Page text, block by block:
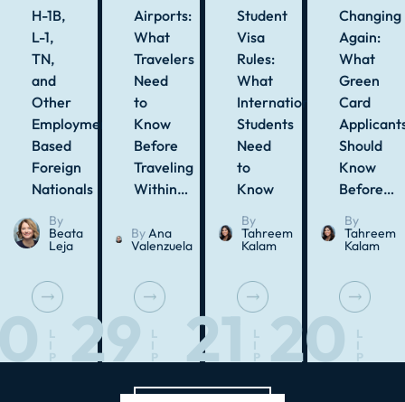
H-1B,
L-1,
TN,
and
Other
Employment-
Based
Foreign
Nationals
By
Beata
Leja
L
I
P
Airports:
What
Travelers
Need
to
Know
Before
Traveling
Within…
ByAna
Valenzuela
29
L
I
P
Student
Visa
Rules:
What
International
Students
Need
to
Know
By
Tahreem
Kalam
21
L
I
P
Changing
Again:
What
Green
Card
Should
Know
Before…
By
Tahreem
Kalam
20
L
I
P